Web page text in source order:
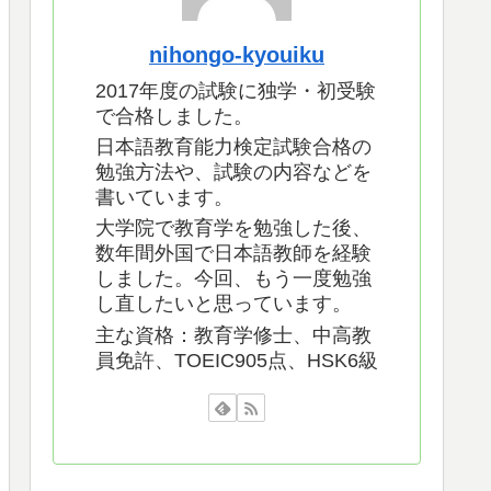
nihongo-kyouiku
2017年度の試験に独学・初受験
で合格しました。
日本語教育能力検定試験合格の
勉強方法や、試験の内容などを
書いています。
大学院で教育学を勉強した後、
数年間外国で日本語教師を経験
しました。今回、もう一度勉強
し直したいと思っています。
主な資格：教育学修士、中高教
員免許、TOEIC905点、HSK6級